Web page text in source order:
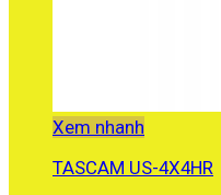
Xem nhanh
TASCAM US-4X4HR